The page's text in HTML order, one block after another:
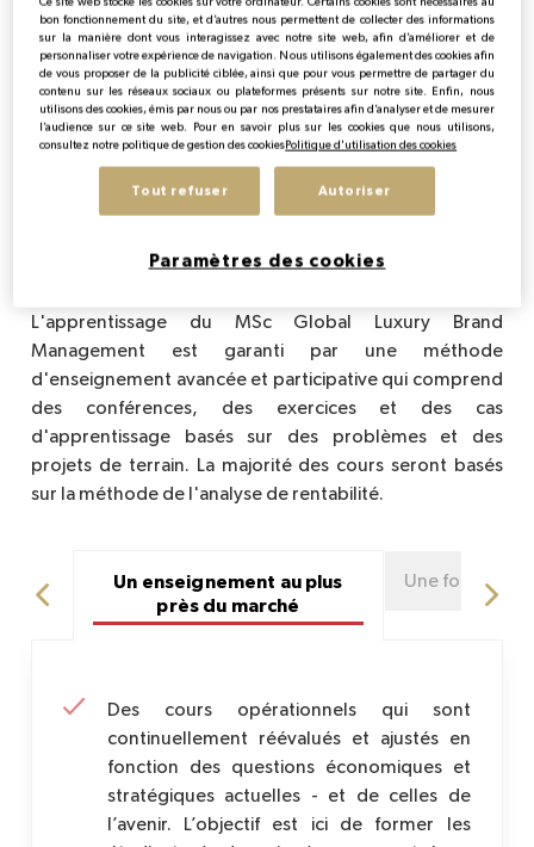
Pourquoi rejoindre le MSc
Global Luxury Brand
Management ?
L'apprentissage du MSc Global Luxury Brand
Management est garanti par une méthode
d'enseignement avancée et participative qui comprend
des conférences, des exercices et des cas
d'apprentissage basés sur des problèmes et des
projets de terrain. La majorité des cours seront basés
sur la méthode de l'analyse de rentabilité.
Un enseignement au plus
près du marché
Une
Des cours opérationnels qui sont
continuellement réévalués et ajustés en
fonction des questions économiques et
stratégiques actuelles - et de celles de
l’avenir. L’objectif est ici de former les
bon fonctionnement du site, et d’autres nous permettent de collecter des informations
sur la manière dont vous interagissez avec notre site web, afin d’améliorer et de
personnaliser votre expérience de navigation. Nous utilisons également des cookies afin
de vous proposer de la publicité ciblée, ainsi que pour vous permettre de partager du
contenu sur les réseaux sociaux ou plateformes présents sur notre site. Enfin, nous
utilisons des cookies, émis par nous ou par nos prestataires afin d’analyser et de mesurer
l’audience sur ce site web. Pour en savoir plus sur les cookies que nous utilisons,
consultez notre politique de gestion des cookiesPolitique d'utilisation des cookies
Tout refuser Autoriser
Paramètres des cookies